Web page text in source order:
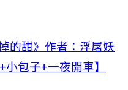
的甜》作者：浮屠妖
小包子+一夜開車】